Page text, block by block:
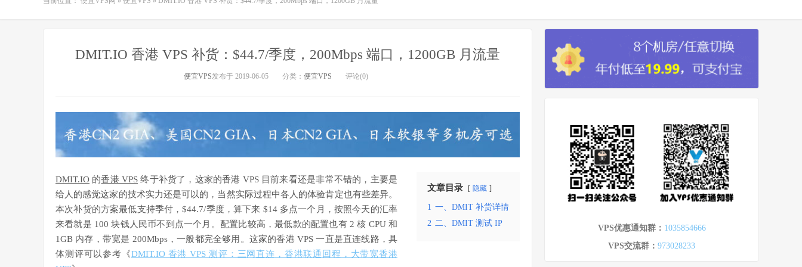
DMIT.IO 香港 VPS 补货：$44.7/季度，200Mbps 端口，1200GB 月流量
便宜VPS发布于 2019-06-05 分类： 便宜VPS 评论(0)
文章目录 隐藏
1 一、DMIT 补货详情
2 二、DMIT 测试 IP
DMIT.IO 的香港 VPS 终于补货了，这家的香港 VPS 目前来看还是非常不错的，主要是
给人的感觉这家的技术实力还是可以的，当然实际过程中各人的体验肯定也有些差异。
本次补货的方案最低支持季付，$44.7/季度，算下来 $14 多点一个月，按照今天的汇率
来看就是 100 块钱人民币不到点一个月。配置比较高，最低款的配置也有 2 核 CPU 和
1GB 内存，带宽是 200Mbps，一般都完全够用。这家的香港 VPS 一直是直连线路，具
体测评可以参考《DMIT.IO 香港 VPS 测评：三网直连，香港联通回程，大带宽香港
VPS优惠通知群： 1035854666
VPS交流群： 973028233